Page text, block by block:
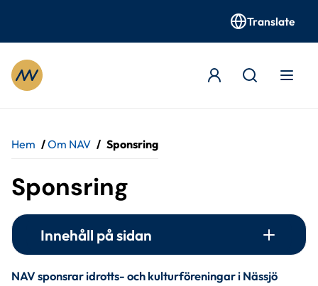
Translate
Hem /Om NAV / Sponsring
Sponsring
Innehåll på sidan
NAV sponsrar idrotts- och kulturföreningar i Nässjö